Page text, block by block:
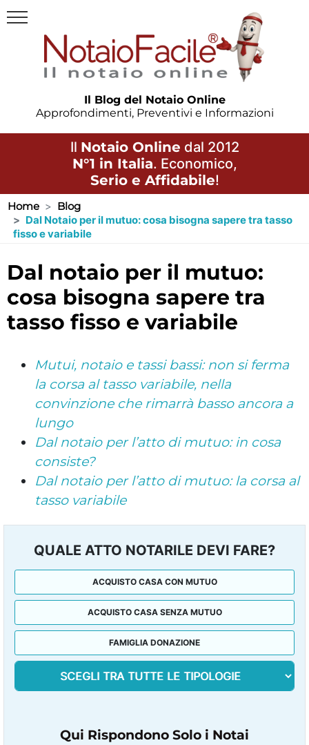
Il Blog del Notaio Online
Approfondimenti, Preventivi e Informazioni
Il Notaio Online dal 2012
N°1 in Italia. Economico,
Serio e Affidabile!
Home
Blog
Dal Notaio per il mutuo: cosa bisogna sapere tra tasso
fisso e variabile
dal notaio per il mutuo:
cosa bisogna sapere tra
tasso fisso e variabile
Mutui, notaio e tassi bassi: non si ferma
la corsa al tasso variabile, nella
convinzione che rimarrà basso ancora a
lungo
Dal notaio per l’atto di mutuo: in cosa
consiste?
Dal notaio per l’atto di mutuo: la corsa al
tasso variabile
QUALE ATTO NOTARILE DEVI FARE?
ACQUISTO CASA CON MUTUO
ACQUISTO CASA SENZA MUTUO
FAMIGLIA DONAZIONE
Qui Rispondono Solo i Notai